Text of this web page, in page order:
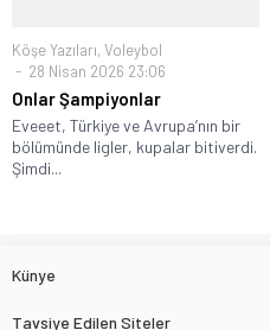
Köşe Yazıları, Voleybol
28 Nisan 2026 23:06
Onlar Şampiyonlar
Eveeet, Türkiye ve Avrupa’nın bir
bölümünde ligler, kupalar bitiverdi.
Şimdi...
Künye
Tavsiye Edilen Siteler